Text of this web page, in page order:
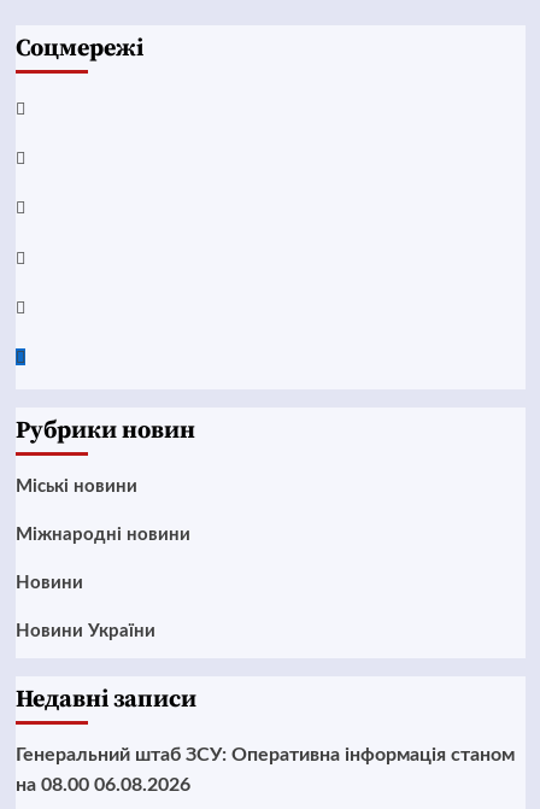
Соцмережі
Facebook
YouTube
Telegram
Instagram
Twitter
Google
Рубрики новин
Mіські новини
Міжнародні новини
Новини
Новини України
Недавні записи
Генеральний штаб ЗСУ: Оперативна інформація станом
на 08.00 06.08.2026